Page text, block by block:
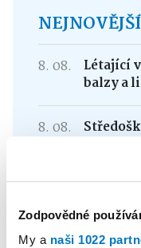
Zodpovědné
My a naši 1022
8. 08.
Létající
balzy a
8. 08.
Den